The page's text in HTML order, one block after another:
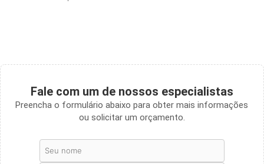
Fale com um de nossos especialistas
Preencha o formulário abaixo para obter mais informações
ou solicitar um orçamento.